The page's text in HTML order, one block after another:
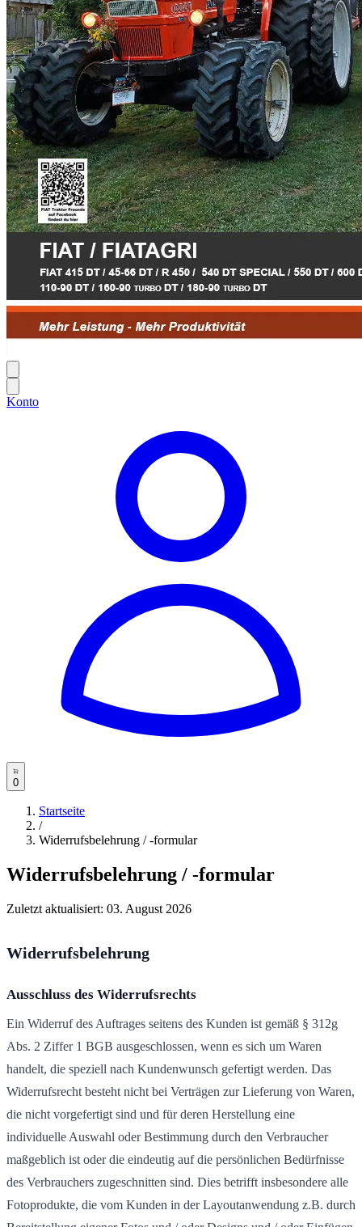
Konto
0
Startseite
/
Widerrufsbelehrung / -formular
Widerrufsbelehrung / -formular
Zuletzt aktualisiert: 03. August 2026
Widerrufsbelehrung
Ausschluss des Widerrufsrechts
Ein Widerruf des Auftrages seitens des Kunden ist gemäß § 312g
Abs. 2 Ziffer 1 BGB ausgeschlossen, wenn es sich um Waren
handelt, die speziell nach Kundenwunsch gefertigt werden. Das
Widerrufsrecht besteht nicht bei Verträgen zur Lieferung von Waren,
die nicht vorgefertigt sind und für deren Herstellung eine
individuelle Auswahl oder Bestimmung durch den Verbraucher
maßgeblich ist oder die eindeutig auf die persönlichen Bedürfnisse
des Verbrauchers zugeschnitten sind. Dies betrifft insbesondere alle
Fotoprodukte, die vom Kunden in der Layoutanwendung z.B. durch